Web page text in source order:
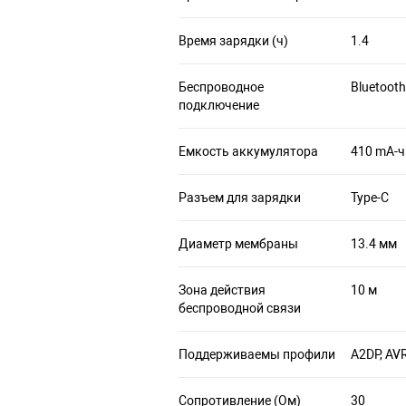
Время зарядки (ч) 1.4
Беспроводное
подключение
Емкость аккумулятора 410 mA-ч
Разъем для зарядки Type-C
Диаметр мембраны 13.4 мм
Зона действия
беспроводной связи
10 м
Поддерживаемы профили A2DP,
Сопротивление (Ом) 30